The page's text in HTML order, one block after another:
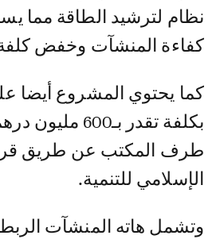
نظام لترشيد الطاقة مما
كفاءة المنشآت وخفض كلفة
كما يحتوي المشروع أيضا
بكلفة تقدر
طرف المكتب عن طريق
الإسلامي للتنمية.
وتشمل هاته المنشآت الربط